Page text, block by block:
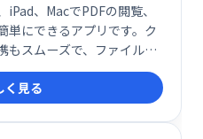
、MacでPDFの閲覧、
単にできるアプリです。ク
もスムーズで、ファイルの
に行えます。作業効率を大
れまで以上に快適にしま
く見る